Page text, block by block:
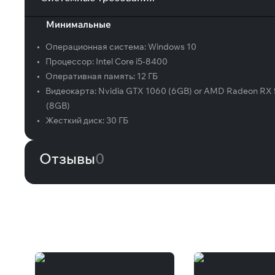
Минимальные
• Операционная система:Windows 10
•
Процессор: Intel Core i5-8400
•
Оперативная память: 12 ГБ
•
Видеокарта: Nvidia GTX 1060 (6GB) or AMD Radeon RX
(8GB)
•
Жесткий диск: 30 ГБ
Отзывы0